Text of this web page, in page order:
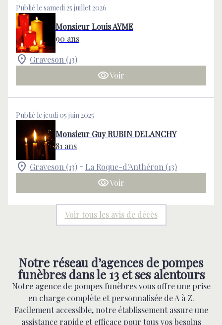
Publié le samedi 25 juillet 2026
Monsieur Louis AYME
90 ans
Graveson (13)
Voir
Publié le jeudi 05 juin 2025
Monsieur Guy RUBIN DELANCHY
81 ans
Graveson (13) - La Roque-d'Anthéron (13)
Voir
Voir tous les avis de décès
Notre réseau d’agences de pompes
funèbres dans le 13 et ses alentours
Notre agence de pompes funèbres vous offre une prise
en charge complète et personnalisée de A à Z.
Facilement accessible, notre établissement assure une
assistance rapide et efficace pour tous vos besoins